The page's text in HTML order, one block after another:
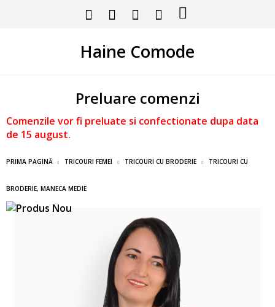
Haine Comode
Preluare comenzi
Comenzile vor fi preluate si confectionate dupa data
de 15 august.
PRIMA PAGINĂ TRICOURI FEMEI TRICOURI CU BRODERIE TRICOURI CU
BRODERIE, MANECA MEDIE